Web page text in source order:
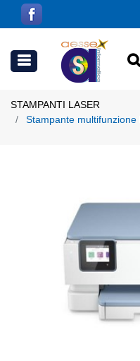
Open menu
STAMPANTI LASER
Stampante